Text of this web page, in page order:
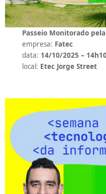
Passeio Monitorado pela
empresa: Fatec
data: 14/10/2025 –
local: Etec Jorge Street